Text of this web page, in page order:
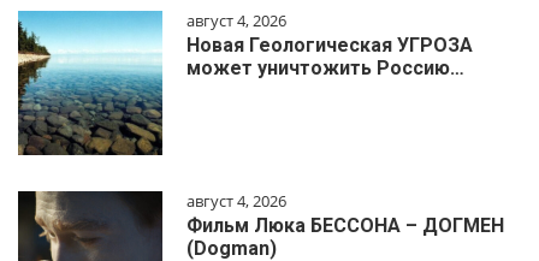
август 4, 2026
Новая Геологическая УГРОЗА
может уничтожить Россию…
август 4, 2026
Фильм Люка БЕССОНА – ДОГМЕН
(Dogman)